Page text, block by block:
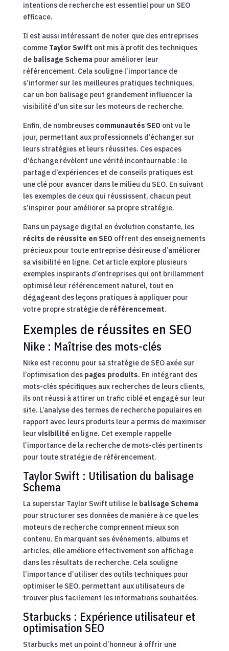
intentions de recherche est essentiel pour un SEO
efficace.
Il est aussi intéressant de noter que des entreprises
comme Taylor Swift ont mis à profit des techniques
de balisage Schema pour améliorer leur
référencement. Cela souligne l’importance de
s’informer sur les meilleures pratiques techniques,
car un bon balisage peut grandement influencer la
visibilité d’un site sur les moteurs de recherche.
Enfin, de nombreuses communautés SEO ont vu le
jour, permettant aux professionnels d’échanger sur
leurs stratégies et leurs réussites. Ces espaces
d’échange révèlent une vérité incontournable : le
partage d’expériences et de conseils pratiques est
une clé pour avancer dans le milieu du SEO. En suivant
les exemples de ceux qui réussissent, chacun peut
s’inspirer pour améliorer sa propre stratégie.
Dans un paysage digital en évolution constante, les
récits de réussite en SEO offrent des enseignements
précieux pour toute entreprise désireuse d’améliorer
sa visibilité en ligne. Cet article explore plusieurs
exemples inspirants d’entreprises qui ont brillamment
optimisé leur référencement naturel, tout en
dégageant des leçons pratiques à appliquer pour
votre propre stratégie de référencement.
Exemples de réussites en SEO
Nike : Maîtrise des mots-clés
Nike est reconnu pour sa stratégie de SEO axée sur
l’optimisation des pages produits. En intégrant des
mots-clés spécifiques aux recherches de leurs clients,
ils ont réussi à attirer un trafic ciblé et engagé sur leur
site. L’analyse des termes de recherche populaires en
rapport avec leurs produits leur a permis de maximiser
leur visibilité en ligne. Cet exemple rappelle
l’importance de la recherche de mots-clés pertinents
pour toute stratégie de référencement.
Taylor Swift : Utilisation du balisage
Schema
La superstar Taylor Swift utilise le balisage Schema
pour structurer ses données de manière à ce que les
moteurs de recherche comprennent mieux son
contenu. En marquant ses événements, albums et
articles, elle améliore effectivement son affichage
dans les résultats de recherche. Cela souligne
l’importance d’utiliser des outils techniques pour
optimiser le SEO, permettant aux utilisateurs de
trouver plus facilement les informations souhaitées.
Starbucks : Expérience utilisateur et
optimisation SEO
Starbucks met un point d’honneur à offrir une